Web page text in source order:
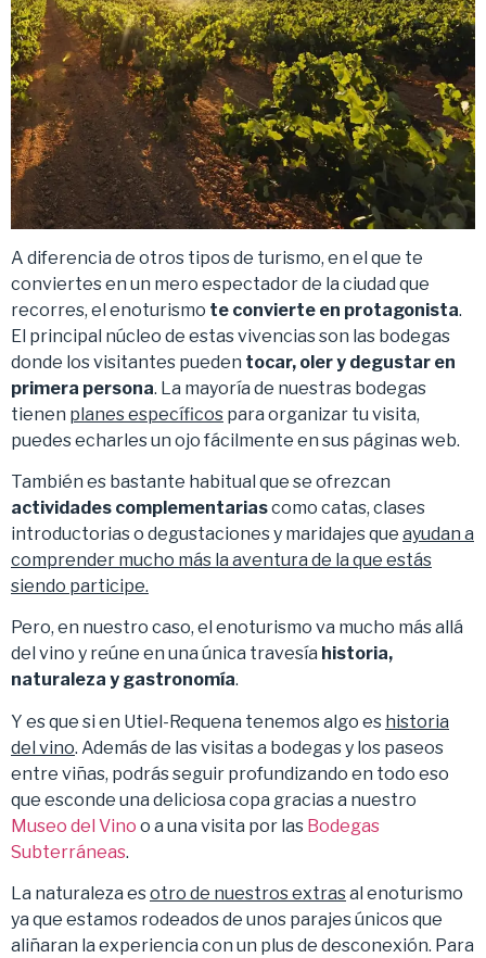
A diferencia de otros tipos de turismo, en el que te
conviertes en un mero espectador de la ciudad que
recorres, el enoturismo te convierte en protagonista.
El principal núcleo de estas vivencias son las bodegas
donde los visitantes pueden tocar, oler y degustar en
primera persona. La mayoría de nuestras bodegas
tienen planes específicos para organizar tu visita,
puedes echarles un ojo fácilmente en sus páginas web.
También es bastante habitual que se ofrezcan
actividades complementariascomo catas, clases
introductorias o degustaciones y maridajes que ayudan a
comprender mucho más la aventura de la que estás
siendo participe.
Pero, en nuestro caso, el enoturismo va mucho más allá
del vino y reúne en una única travesía historia,
naturaleza y gastronomía.
Y es que si en Utiel-Requena tenemos algo es historia
del vino. Además de las visitas a bodegas y los paseos
entre viñas, podrás seguir profundizando en todo eso
que esconde una deliciosa copa gracias a nuestro
Museo del Vino o a una visita por las Bodegas
Subterráneas.
La naturaleza esotro de nuestros extrasal enoturismo
ya que estamos rodeados de unos parajes únicos que
aliñaran la experiencia con un plus de desconexión. Para